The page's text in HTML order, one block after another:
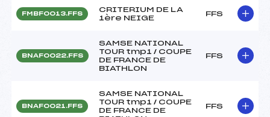
FMBF0013.FFS
CRITERIUM DE LA
1ère NEIGE
FFS
BNAF0022.FFS
SAMSE NATIONAL
TOUR tmp1 / COUPE
DE FRANCE DE
BIATHLON
FFS
BNAF0021.FFS
SAMSE NATIONAL
TOUR tmp1 / COUPE
DE FRANCE DE
FFS